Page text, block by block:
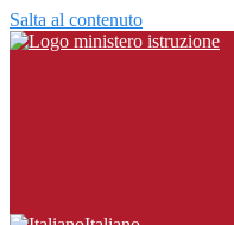
Salta al contenuto